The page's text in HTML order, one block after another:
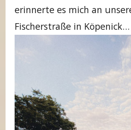
erinnerte es mich an
Fischerstraße in Köpenick…